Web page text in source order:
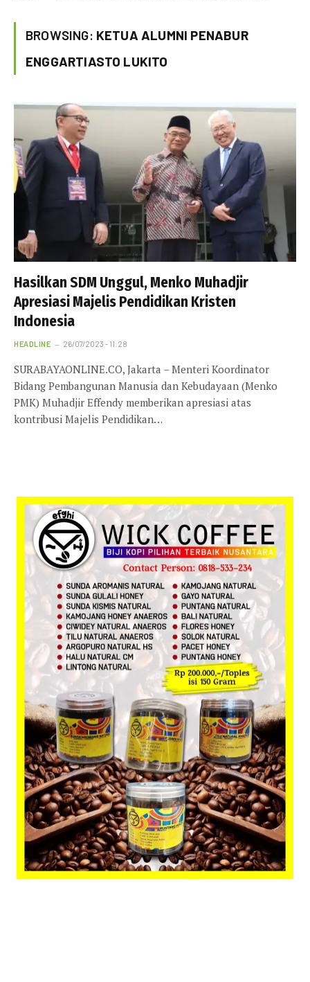
BROWSING: KETUA ALUMNI PENABUR
ENGGARTIASTO LUKITO
Hasilkan SDM Unggul, Menko Muhadjir
Apresiasi Majelis Pendidikan Kristen
Indonesia
HEADLINE 26/07/2023 - 11:28
SURABAYAONLINE.CO, Jakarta – Menteri Koordinator
Bidang Pembangunan Manusia dan Kebudayaan (Menko
PMK) Muhadjir Effendy memberikan apresiasi atas
kontribusi Majelis Pendidikan…